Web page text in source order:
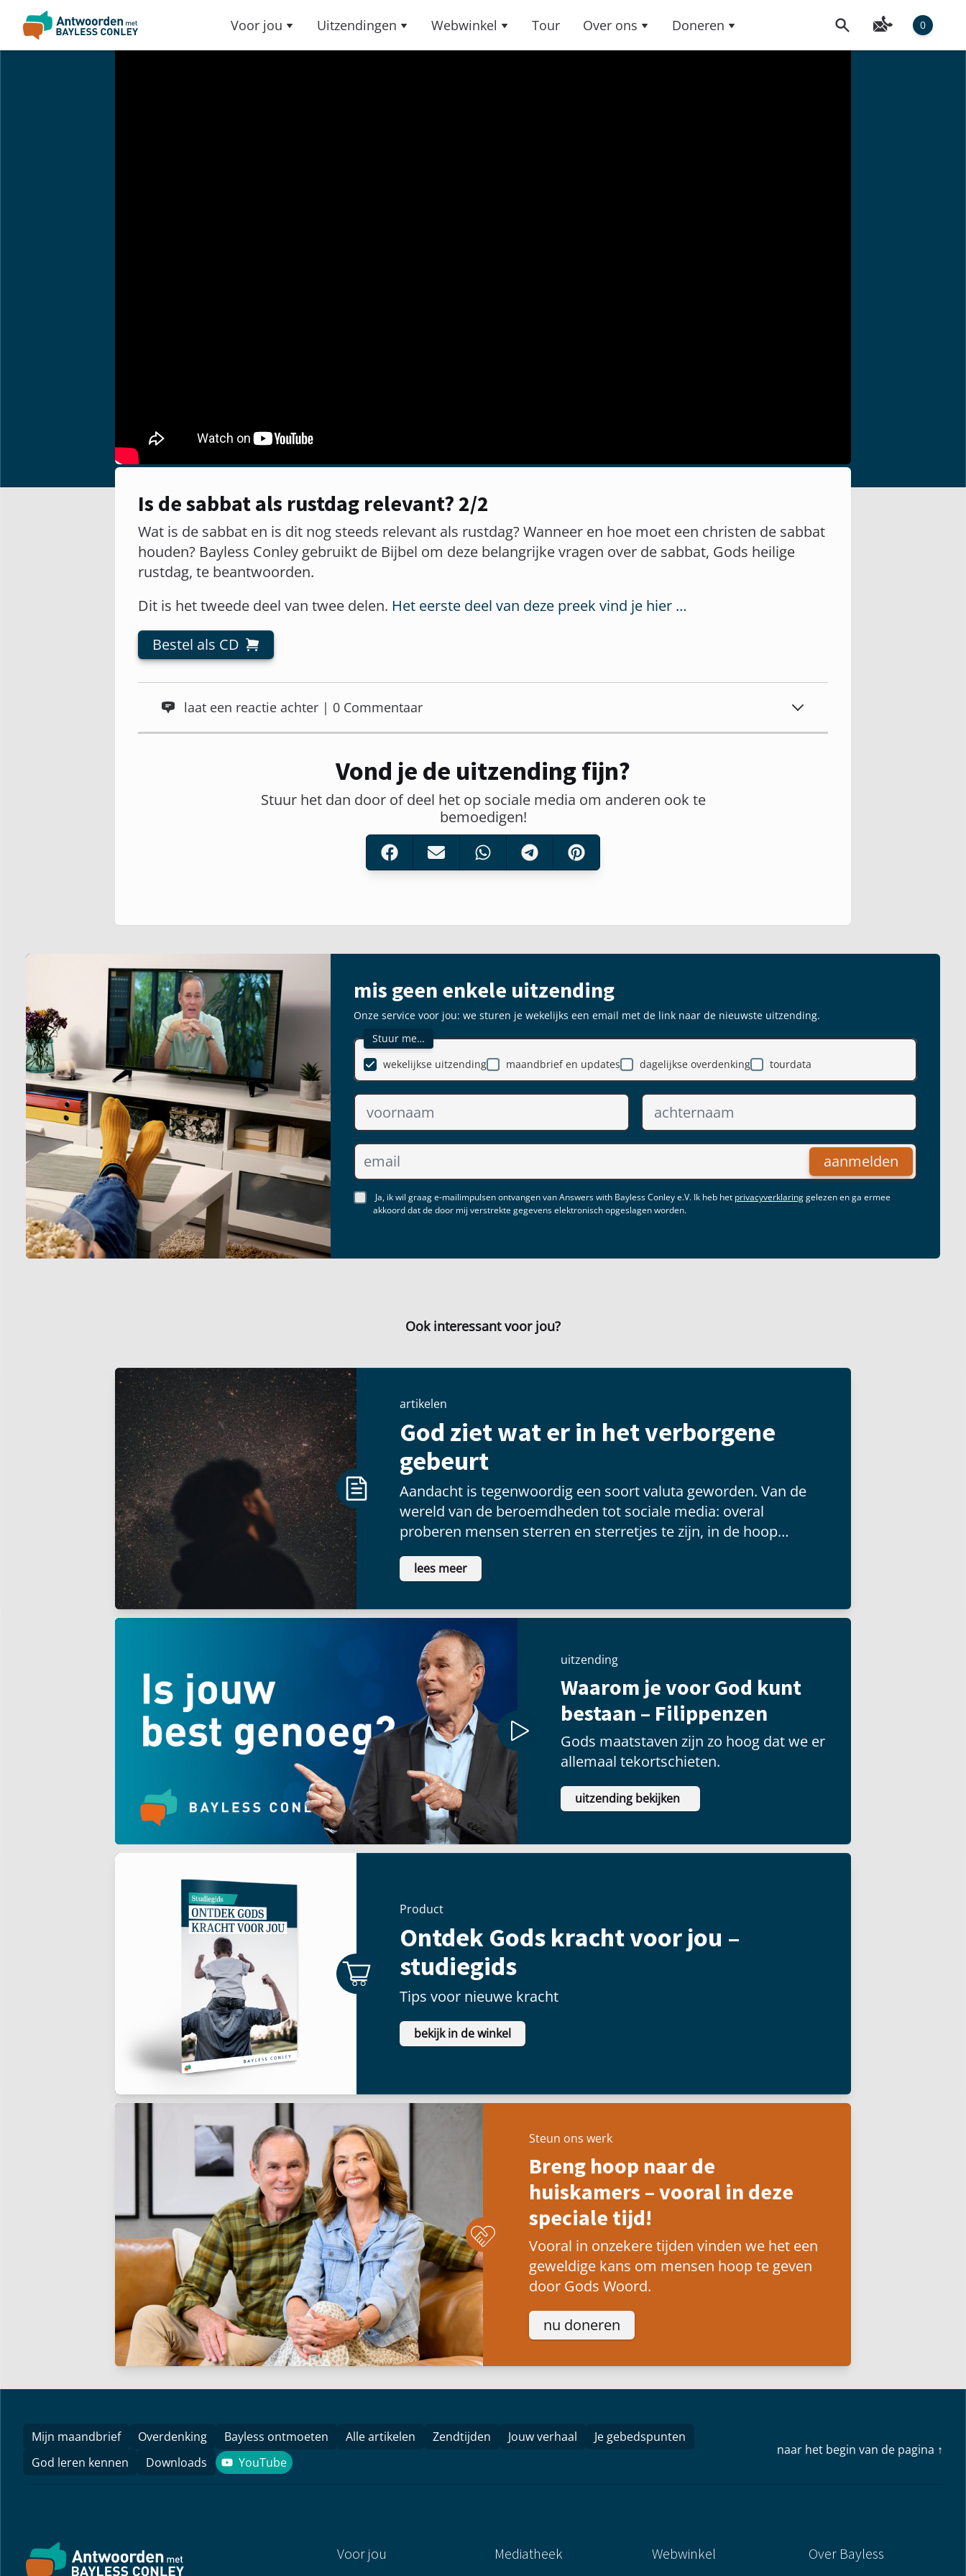
Voor jou Uitzendingen Webwinkel Tour Over ons Doneren 0
Is de sabbat als rustdag relevant? 2/2
Wat is de sabbat en is dit nog steeds relevant als rustdag? Wanneer en hoe moet een christen de sabbat
houden? Bayless Conley gebruikt de Bijbel om deze belangrijke vragen over de sabbat, Gods heilige
rustdag, te beantwoorden.
Dit is het tweede deel van twee delen. Het eerste deel van deze preek vind je hier …
Bestel als CD
laat een reactie achter | 0 Commentaar
Vond je de uitzending fijn?
Stuur het dan door of deel het op sociale media om anderen ook te
bemoedigen!
mis geen enkele uitzending
Onze service voor jou: we sturen je wekelijks een email met de link naar de nieuwste uitzending.
Stuur me…
maandbrief en updates
dagelijkse overdenking
wekelijkse uitzending tourdata
aanmelden
Ja, ik wil graag e-mailimpulsen ontvangen van Answers with Bayless Conley e.V. Ik heb het privacyverklaringgelezen en ga ermee
akkoord dat de door mij verstrekte gegevens elektronisch opgeslagen worden.
Ook interessant voor jou?
artikelen
God ziet wat er in het verborgene
gebeurt
Aandacht is tegenwoordig een soort valuta geworden. Van de
wereld van de beroemdheden tot sociale media: overal
proberen mensen sterren en sterretjes te zijn, in de hoop
voldoening te vinden als ze voor een groot publiek kunnen
schitteren.
lees meer
uitzending
Waarom je voor God kunt
bestaan – Filippenzen
Gods maatstaven zijn zo hoog dat we er
allemaal tekortschieten.
uitzending bekijken
Product
Ontdek Gods kracht voor jou –
studiegids
Tips voor nieuwe kracht
bekijk in de winkel
Steun ons werk
Breng hoop naar de
huiskamers – vooral in deze
speciale tijd!
Vooral in onzekere tijden vinden we het een
geweldige kans om mensen hoop te geven
door Gods Woord.
nu doneren
Mijn maandbrief Overdenking Bayless ontmoeten Alle artikelen Zendtijden Jouw verhaal
Je gebedspunten
God leren kennen
Downloads YouTube
YouTube
naar het begin van de pagina ↑
Voor jou Mediatheek Webwinkel Over Bayless